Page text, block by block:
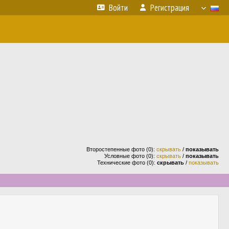
Войти Регистрация
Второстепенные фото (0): скрывать / показывать
Условные фото (0): скрывать / показывать
Технические фото (0): скрывать / показывать